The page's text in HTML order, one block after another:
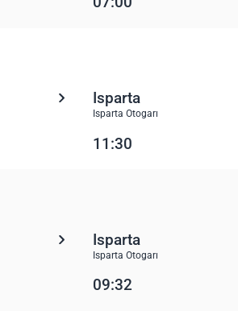
Isparta
Isparta Otogarı
11:30
Isparta
Isparta Otogarı
09:32